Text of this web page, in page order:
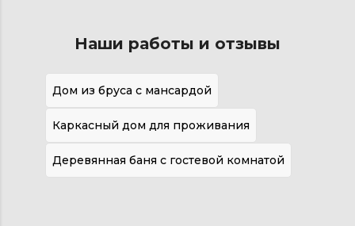
Наши работы и отзывы
Дом из бруса с мансардой
Каркасный дом для проживания
Деревянная баня с гостевой комнатой